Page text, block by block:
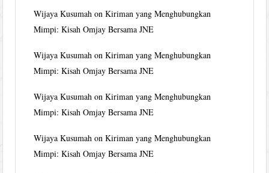
Wijaya Kusumah onKiriman yang Menghubungkan
Mimpi: Kisah Omjay Bersama JNE
Wijaya Kusumah onKiriman yang Menghubungkan
Mimpi: Kisah Omjay Bersama JNE
Wijaya Kusumah onKiriman yang Menghubungkan
Mimpi: Kisah Omjay Bersama JNE
Wijaya Kusumah onKiriman yang Menghubungkan
Mimpi: Kisah Omjay Bersama JNE